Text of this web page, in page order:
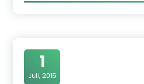
1
Juli, 2015